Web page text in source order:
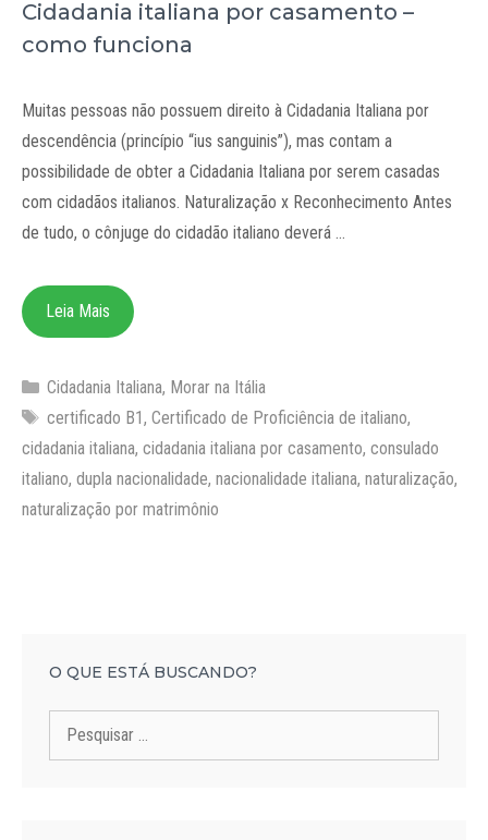
Cidadania italiana por casamento –
como funciona
Muitas pessoas não possuem direito à Cidadania Italiana por
descendência (princípio “ius sanguinis”), mas contam a
possibilidade de obter a Cidadania Italiana por serem casadas
com cidadãos italianos. Naturalização x Reconhecimento Antes
de tudo, o cônjuge do cidadão italiano deverá …
Leia Mais
Categorias
Cidadania Italiana, Morar na Itália
Tags
certificado B1, Certificado de Proficiência de italiano,
cidadania italiana, cidadania italiana por casamento, consulado
italiano, dupla nacionalidade, nacionalidade italiana, naturalização,
naturalização por matrimônio
O QUE ESTÁ BUSCANDO?